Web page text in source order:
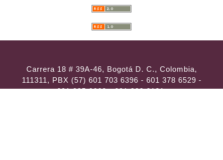
Carrera 18 # 39A-46, Bogotá D. C., Colombia,
111311, PBX (57) 601 703 6396 - 601 378 6529 -
601 285 6668 - 601 323 2181,